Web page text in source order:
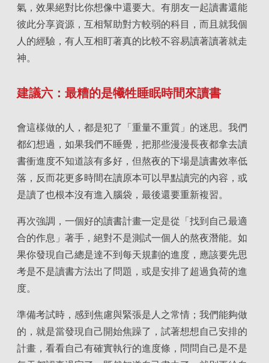
氣，效果絕對比你想像中還要大。有朋友一起讀書還能
彼此分享資源，互相幫助對方較弱的科目，而且就我個
人的經驗，有人互相盯著真的比較不容易讀著讀著就走
神。
建議六：最糟的是犧牲睡眠時間來讀書
會這樣做的人，都是犯了「重量不重質」的迷思。我們
都幻想過，如果我們不睡覺，把那些漫漫長夜都拿去讀
書衝進度不知道該有多好，但熬夜的下場是讀書效率低
落，反而花更多時間在讀原本可以早點讀完的內容，或
是讀了也根本沒有進入腦袋，最後還要重新複習。
再次強調，一個好的讀書計畫一定是從「找到自己最適
合的作息」著手，絕對不是測試一個人的熬夜潛能。如
果你發現自己總是達不到每天規劃的進度，應該要先思
考是不是讀書方法出了問題，或是安排了超過負荷的進
度。
準備考試時，感到焦慮與緊張是人之常情；我們能夠做
的，就是當發現自己開始焦躁了，試著想想自己安排的
計畫，看看自己有確實執行的進度條，問問自己是不是